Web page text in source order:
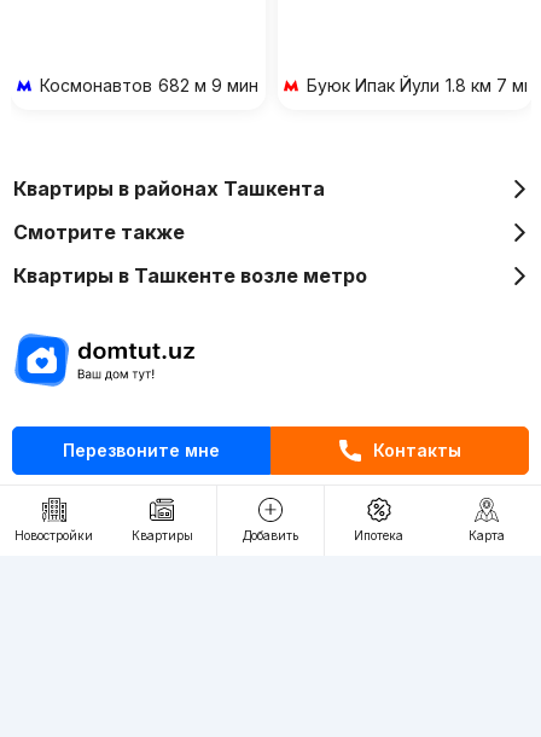
Перезвоните мне Контакты
Космонавтов 682 м 9 мин пешкомБуюк Ипак Йули 1.8 км 7
Новостройки Квартиры Добавить Ипотека Карта
Квартиры в районах Ташкента
Смотрите также
Квартиры в Ташкенте возле метро
Отдел рекламы
+998 (78) 113-20-86
Пн-Пт. С 9:30 до 18:00